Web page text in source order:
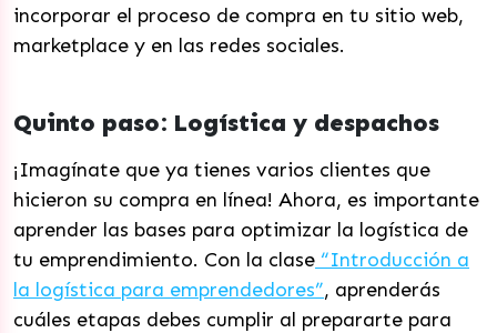
incorporar el proceso de compra en tu sitio web,
marketplace y en las redes sociales.
Quinto paso: Logística y despachos
¡Imagínate que ya tienes varios clientes que
hicieron su compra en línea! Ahora, es importante
aprender las bases para optimizar la logística de
tu emprendimiento. Con la clase “Introducción a
la logística para emprendedores”, aprenderás
cuáles etapas debes cumplir al prepararte para